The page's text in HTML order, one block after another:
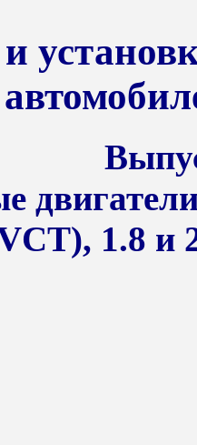
1.8 и